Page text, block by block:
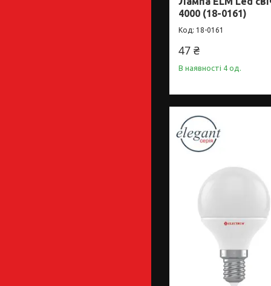
4000 (18-0161)
18-0161
47 ₴
В наявності 4 од.